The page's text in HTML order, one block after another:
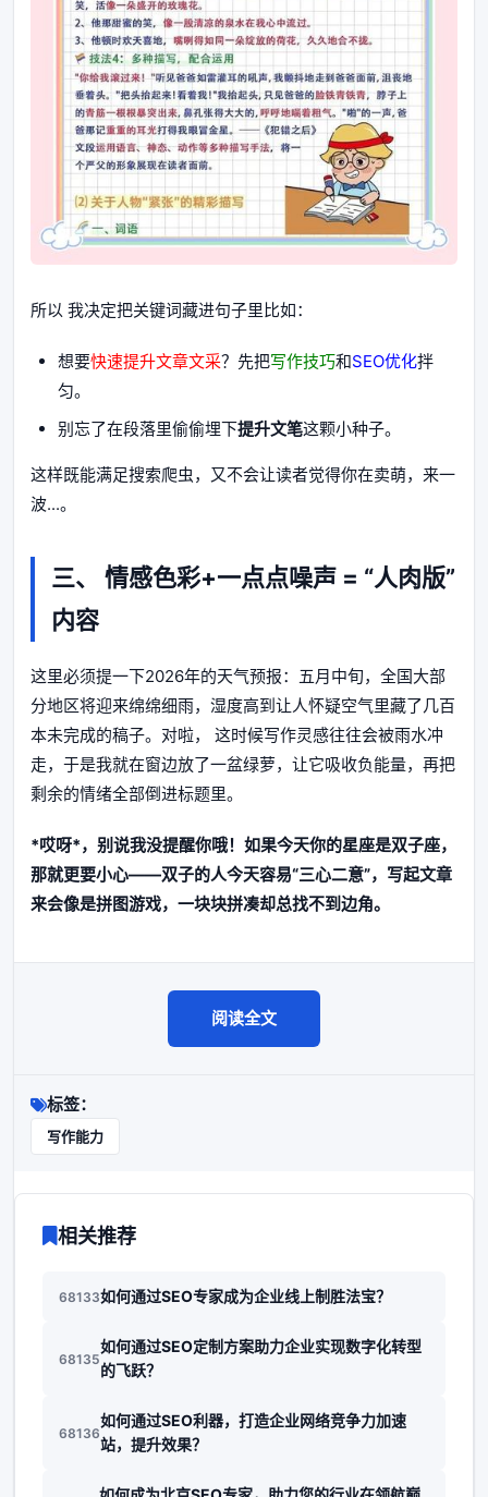
所以 我决定把关键词藏进句子里比如：
想要快速提升文章文采？先把写作技巧和SEO优化拌
匀。
别忘了在段落里偷偷埋下提升文笔这颗小种子。
这样既能满足搜索爬虫，又不会让读者觉得你在卖萌，来一
波...。
三、 情感色彩+一点点噪声 = “人肉版”
内容
这里必须提一下2026年的天气预报：五月中旬，全国大部
分地区将迎来绵绵细雨，湿度高到让人怀疑空气里藏了几百
本未完成的稿子。对啦， 这时候写作灵感往往会被雨水冲
走，于是我就在窗边放了一盆绿萝，让它吸收负能量，再把
剩余的情绪全部倒进标题里。
*哎呀*，别说我没提醒你哦！如果今天你的星座是双子座，
那就更要小心——双子的人今天容易“三心二意”，写起文章
来会像是拼图游戏，一块块拼凑却总找不到边角。
阅读全文
标签：
写作能力
相关推荐
68133如何通过SEO专家成为企业线上制胜法宝？
68135
如何通过SEO定制方案助力企业实现数字化转型
的飞跃？
68136
如何通过SEO利器，打造企业网络竞争力加速
站，提升效果？